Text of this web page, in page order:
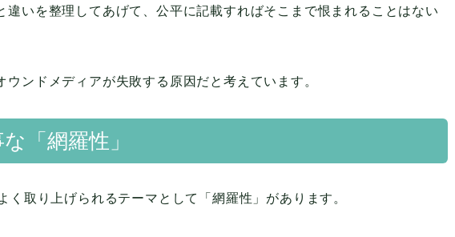
違いを整理してあげて、公平に記載すればそこまで恨まれることはない
ウンドメディアが失敗する原因だと考えています。
「網羅性」
く取り上げられるテーマとして「網羅性」があります。